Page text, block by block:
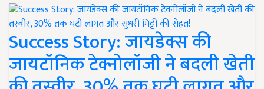
Success Story: जायडेक्स की
जायटॉनिक टेक्नोलॉजी ने बदली खेती